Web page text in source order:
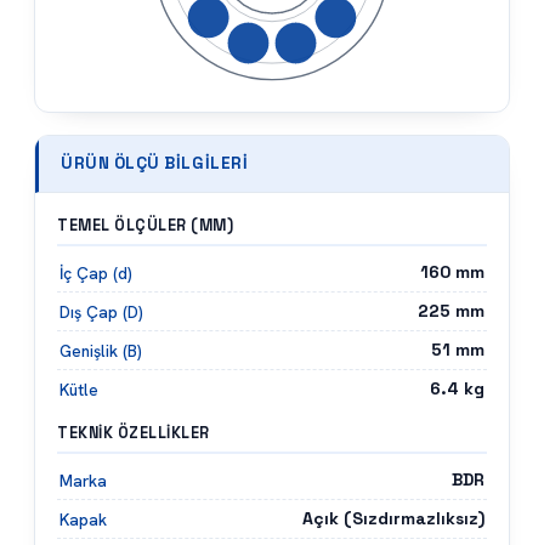
ÜRÜN ÖLÇÜ BILGILERI
TEMEL ÖLÇÜLER (MM)
İç Çap (d) 160 mm
Dış Çap (D)
225 mm
Genişlik (B)
51 mm
Kütle
6.4 kg
TEKNIK ÖZELLIKLER
Marka
BDR
Kapak
Açık (Sızdırmazlıksız)